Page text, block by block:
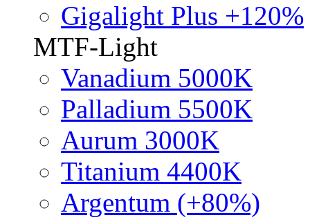
Gigalight Plus +120%
MTF-Light
Vanadium 5000K
Palladium 5500K
Aurum 3000K
Titanium 4400K
Argentum (+80%)